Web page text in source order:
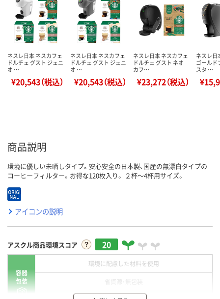
ネスレ日本 ネスカフェ
ドルチェ グスト ジェニ
オ …
¥20,543（税込）
ネスレ日本 ネスカフェ
ドルチェ グスト ジェニ
オ …
¥20,543（税込）
ネスレ日本 ネスカフェ
ドルチェ グスト ネオ
カフ…
¥23,272（税込）
ネスレ日
ゴールド
スタ …
商品説明
環境に優しい未晒しタイプ。安心安全の日本製、国産の無漂白タイプの
コーヒーフィルター。お得な120枚入り。 ２杯～4杯用サイズ。
アイコンの説明
アスクル商品環境スコア 20
容器
包装
環境に配慮した材料を使用